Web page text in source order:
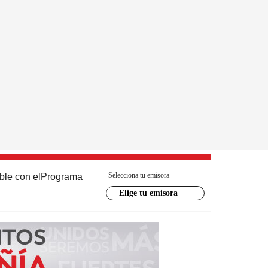
con el Programa Selecciona tu emisora
Elige tu emisora